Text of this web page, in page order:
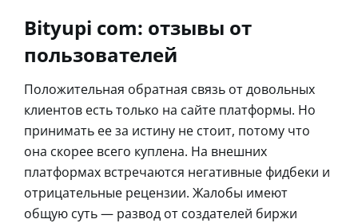
Bityupi com: отзывы от
пользователей
Положительная обратная связь от довольных
клиентов есть только на сайте платформы. Но
принимать ее за истину не стоит, потому что
она скорее всего куплена. На внешних
платформах встречаются негативные фидбеки и
отрицательные рецензии. Жалобы имеют
общую суть — развод от создателей биржи